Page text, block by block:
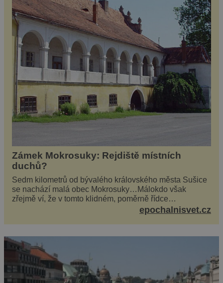
Zámek Mokrosuky: Rejdiště místních
duchů?
Sedm kilometrů od bývalého královského města Sušice
se nachází malá obec Mokrosuky…Málokdo však
zřejmě ví, že v tomto klidném, poměrně řídce
navštěvovaném koutu vesnické Šumavy se nachází
epochalnisvet.cz